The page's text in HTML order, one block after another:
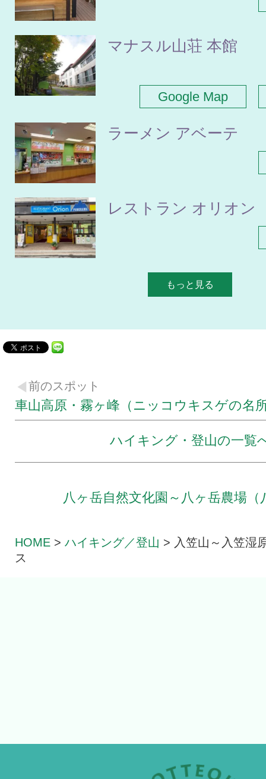
マナスル山荘 本館
Google Map
ラーメン アベーテ
レストラン オリオン
もっと見る
前のスポット
車山高原・霧ヶ峰（ニッコウキスゲの名
ハイキング・登山の一覧
八ヶ岳自然文化園～八ヶ岳農場（
HOME >ハイキング／登山 > 入笠山～入笠湿
ス